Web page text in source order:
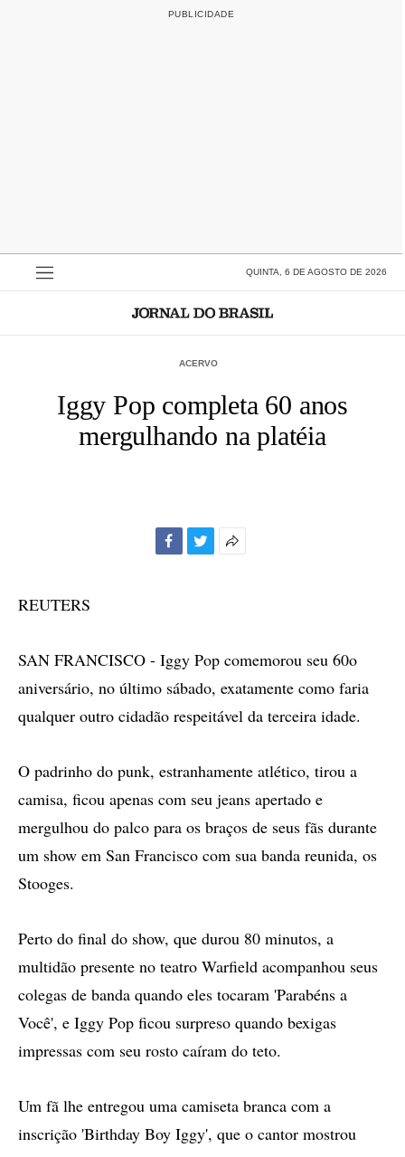
QUINTA, 6 DE AGOSTO DE 2026
ACERVO
Iggy Pop completa 60 anos
mergulhando na platéia
REUTERS
SAN FRANCISCO - Iggy Pop comemorou seu 60o
aniversário, no último sábado, exatamente como faria
qualquer outro cidadão respeitável da terceira idade.
O padrinho do punk, estranhamente atlético, tirou a
camisa, ficou apenas com seu jeans apertado e
mergulhou do palco para os braços de seus fãs durante
um show em San Francisco com sua banda reunida, os
Stooges.
Perto do final do show, que durou 80 minutos, a
multidão presente no teatro Warfield acompanhou seus
colegas de banda quando eles tocaram 'Parabéns a
Você', e Iggy Pop ficou surpreso quando bexigas
impressas com seu rosto caíram do teto.
Um fã lhe entregou uma camiseta branca com a
inscrição 'Birthday Boy Iggy', que o cantor mostrou